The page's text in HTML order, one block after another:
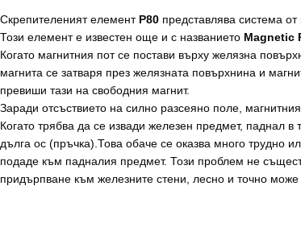
Скрепителеният елемент P80 представлява система
Този елемент е известен още и с названието Magnetic
Когато магнитния пот се постави върху желязна
магнита се затваря през желязната повърхнина и
превиши тази на свободния магнит.
Заради отсъствието на силно разсеяно поле,
Когато трябва да се извади железен предмет, паднал
дълга ос (пръчка).Това обаче се оказва много трудно
подаде към падналия предмет. Този проблем не
придърпване към железните стени, лесно и точно